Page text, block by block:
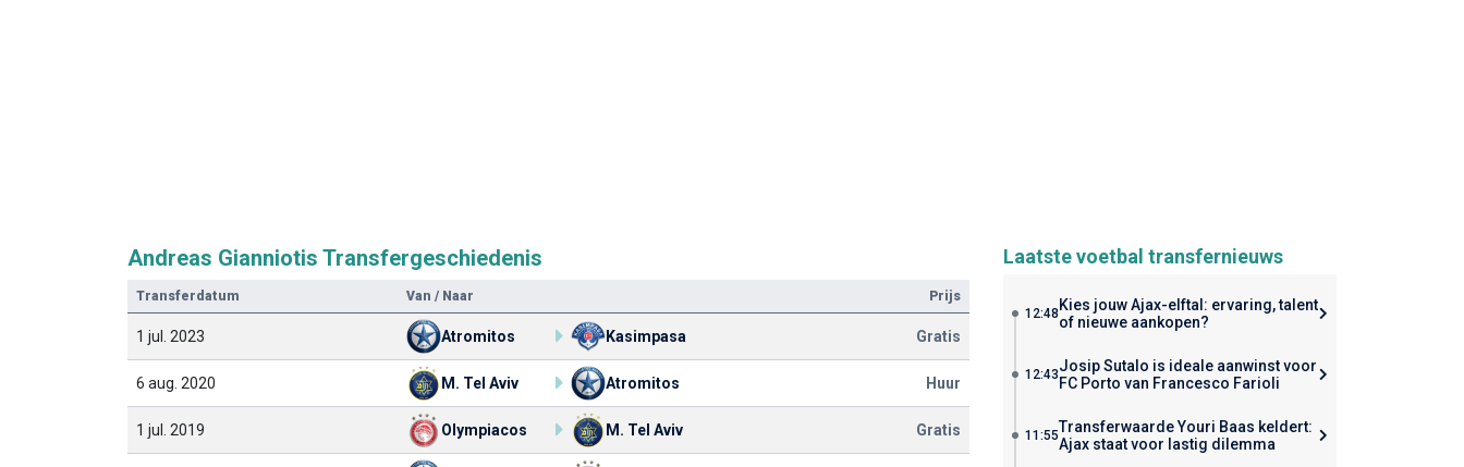
Andreas Gianniotis Transfergeschiedenis
Transferdatum Van / Naar Prijs
1 jul. 2023 Atromitos Kasimpasa Gratis
6 aug. 2020 M. Tel Aviv Atromitos Huur
1 jul. 2019 Olympiacos M. Tel Aviv Gratis
Laatste voetbal transfernieuws
12:48 Kies jouw Ajax-elftal: ervaring, talent
of nieuwe aankopen?
12:43Josip Sutalo is ideale aanwinst voor
FC Porto van Francesco Farioli
11:55Transferwaarde Youri Baas keldert:
Ajax staat voor lastig dilemma